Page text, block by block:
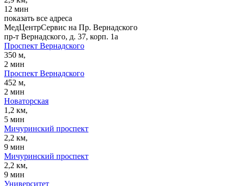
12 мин
показать все адреса
МедЦентрСервис на Пр. Вернадского
пр-т Вернадского, д. 37, корп. 1а
Проспект Вернадского
350 м,
2 мин
Проспект Вернадского
452 м,
2 мин
Новаторская
1,2 км,
5 мин
Мичуринский проспект
2,2 км,
9 мин
Мичуринский проспект
2,2 км,
9 мин
Университет